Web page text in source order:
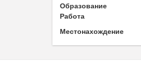
Образование
Работа
Местонахождение